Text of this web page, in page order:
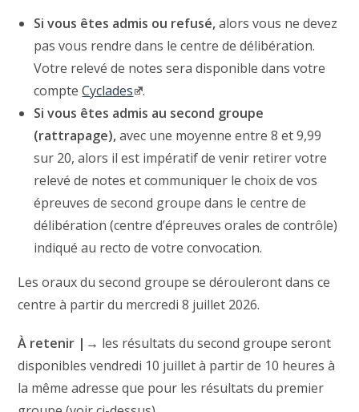
Si vous êtes admis ou refusé,alors vous ne devez
pas vous rendre dans le centre de délibération.
Votre relevé de notes sera disponible dans votre
compteCyclades
.
Si vous êtes admis au second groupe
(rattrapage),avec une moyenne entre 8 et 9,99
sur 20, alors il est impératif de venir retirer votre
relevé de notes et communiquer le choix de vos
épreuves de second groupe dans le centre de
délibération (centre d’épreuves orales de contrôle)
indiqué au recto de votre convocation.
Les oraux du second groupe se dérouleront dans ce
centre à partir du mercredi 8 juillet 2026.
À retenir |→ les résultats du second groupe seront
disponibles vendredi 10 juillet à partir de 10 heures à
la même adresse que pour les résultats du premier